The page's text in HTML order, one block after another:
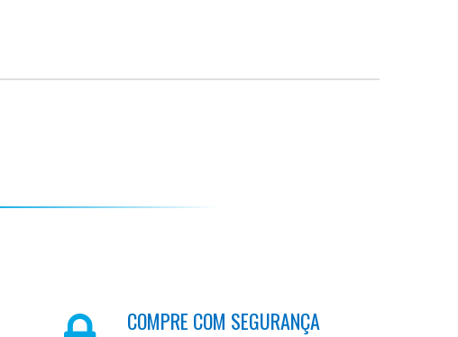
COMPRE COM SEGURANÇA